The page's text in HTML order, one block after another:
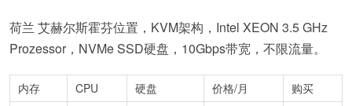
荷兰 艾赫尔斯霍芬位置，KVM架构，Intel XEON 3.5 GHz
Prozessor，NVMe SSD硬盘，10Gbps带宽，不限流量。
内存 CPU 硬盘 价格/月
购买